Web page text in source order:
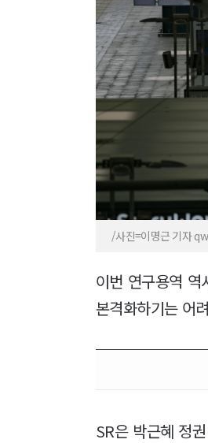
/사진=이명근 기자
이번 연구용역
본격화하기는 어
SR은 박근혜 정